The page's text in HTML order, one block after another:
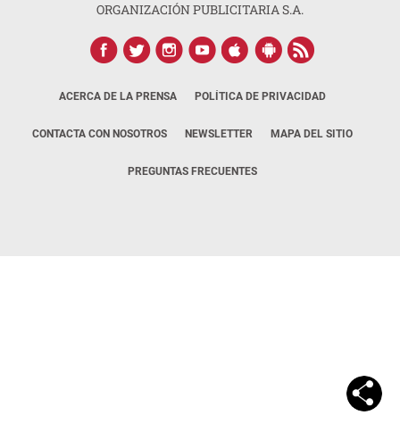
ORGANIZACIÓN PUBLICITARIA S.A.
ACERCA DE LA PRENSA POLÍTICA DE PRIVACIDAD
CONTACTA CON NOSOTROS NEWSLETTER MAPA DEL SITIO
PREGUNTAS FRECUENTES